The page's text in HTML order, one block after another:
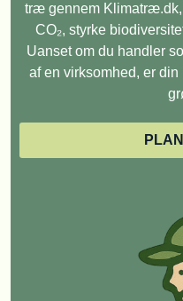
træ gennem
CO₂, styrke
Uanset om du handler
af en virksomhed, er